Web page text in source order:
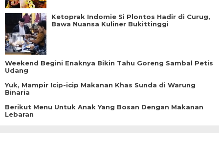
Ketoprak Indomie Si Plontos Hadir di Curug,
Bawa Nuansa Kuliner Bukittinggi
Weekend Begini Enaknya Bikin Tahu Goreng Sambal Petis
Udang
Yuk, Mampir Icip-icip Makanan Khas Sunda di Warung
Binaria
Berikut Menu Untuk Anak Yang Bosan Dengan Makanan
Lebaran